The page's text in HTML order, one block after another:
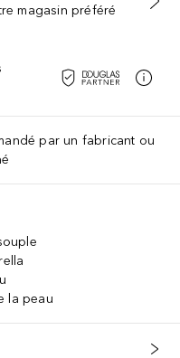
magasin préféré
par un fabricant ou
la peau